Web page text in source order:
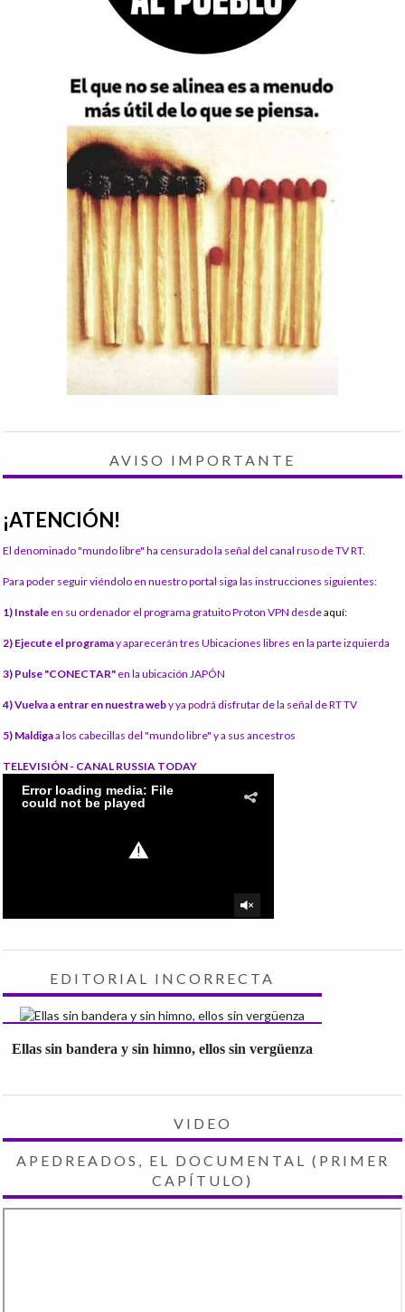
AVISO IMPORTANTE
¡ATENCIÓN!
El denominado "mundo libre" ha censurado la señal del canal ruso de TV RT.
Para poder seguir viéndolo en nuestro portal siga las instrucciones siguientes:
1) Instale en su ordenador el programa gratuito Proton VPN desdeaquí:
2) Ejecute el programay aparecerán tres Ubicaciones libres en la parte izquierda
3) Pulse "CONECTAR" en la ubicación JAPÓN
4) Vuelva a entrar en nuestra weby ya podrá disfrutar de la señal de RT TV
5) Maldigaa los cabecillas del "mundo libre" y a sus ancestros
TELEVISIÓN - CANAL RUSSIA TODAY
EDITORIAL INCORRECTA
Ellas sin bandera y sin himno, ellos sin vergüenza
VIDEO
APEDREADOS, EL DOCUMENTAL (PRIMER
CAPÍTULO)